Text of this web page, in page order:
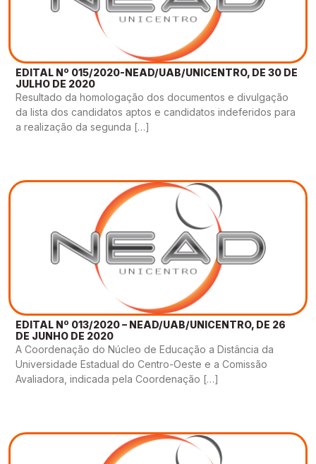
EDITAL Nº 015/2020-NEAD/UAB/UNICENTRO, DE 30 DE
JULHO DE 2020
Resultado da homologação dos documentos e divulgação
da lista dos candidatos aptos e candidatos indeferidos para
a realização da segunda […]
EDITAL Nº 013/2020 – NEAD/UAB/UNICENTRO, DE 26
DE JUNHO DE 2020
A Coordenação do Núcleo de Educação a Distância da
Universidade Estadual do Centro-Oeste e a Comissão
Avaliadora, indicada pela Coordenação […]